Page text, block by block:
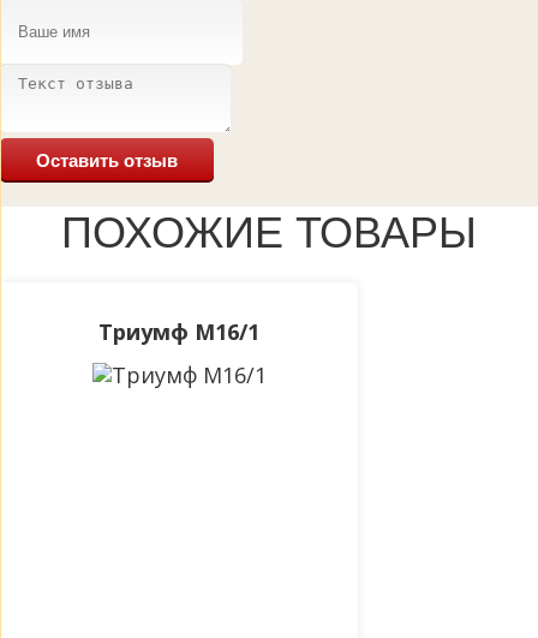
Оставить отзыв
ПОХОЖИЕ ТОВАРЫ
Триумф М16/1